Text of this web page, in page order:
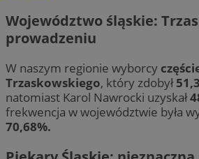
Województwo śląskie:
prowadzeniu
W naszym regionie wyborcy
Trzaskowskiego, który zdobył
natomiast Karol Nawrocki uzyskał
frekwencja w województwie była
70,68%.